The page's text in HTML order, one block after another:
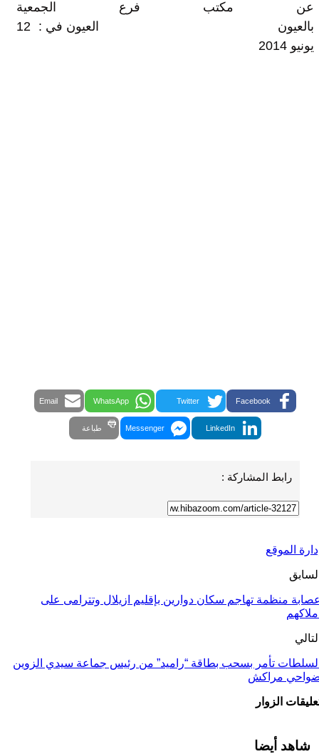
عن مكتب فرع الجمعية
بالعيون العيون في : 12
يونيو 2014
Facebook
Twitter
WhatsApp
Email
LinkedIn
Messenger طباعة
رابط المشاركة :
الموقع
منظمة تهاجم سكان دوارين بإقليم ازيلال وتترامى على
تأمر بسحب بطاقة “راميد” من رئيس جماعة سيدي الزوين
مراكش
الزوار
شاهد أيضا